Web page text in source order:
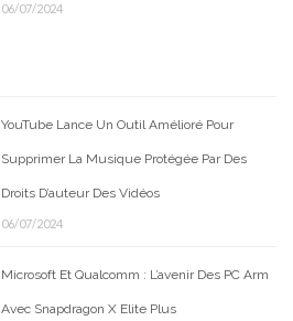
06/07/2024
YouTube Lance Un Outil Amélioré Pour
Supprimer La Musique Protégée Par Des
Droits D’auteur Des Vidéos
06/07/2024
Microsoft Et Qualcomm : L’avenir Des PC Arm
Avec Snapdragon X Elite Plus